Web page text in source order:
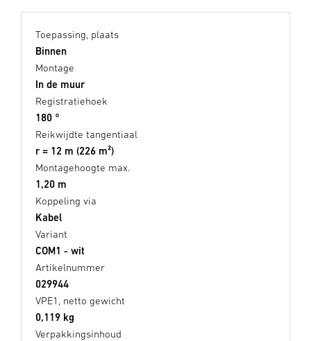
Toepassing, plaats
Binnen
Montage
In de muur
Registratiehoek
180 °
Reikwijdte tangentiaal
r = 12 m (226 m²)
Montagehoogte max.
1,20 m
Koppeling via
Kabel
Variant
COM1 - wit
Artikelnummer
029944
VPE1, netto gewicht
0,119 kg
Verpakkingsinhoud